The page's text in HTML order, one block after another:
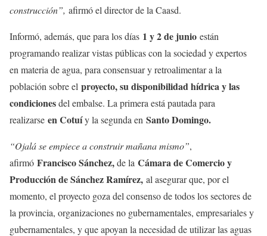
construcción”, afirmó el director de la Caasd.
Informó, además, que para los días 1 y 2 de junio están
programando realizar vistas públicas con la sociedad y expertos
en materia de agua, para consensuar y retroalimentar a la
población sobre el proyecto, su disponibilidad hídrica y las
condicionesdel embalse. La primera está pautada para
realizarse en Cotuíy la segunda en Santo Domingo.
“Ojalá se empiece a construir mañana mismo”,
afirmó Francisco Sánchez,de la Cámara de Comercio y
Producción de Sánchez Ramírez, al asegurar que, por el
momento, el proyecto goza del consenso de todos los sectores de
la provincia, organizaciones no gubernamentales, empresariales y
gubernamentales, y que apoyan la necesidad de utilizar las aguas